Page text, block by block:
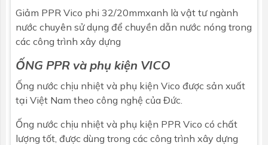
Giảm PPR Vico phi 32/20mmxanh là vật tư ngành
nước chuyên sử dụng để chuyền dẫn nước nóng trong
các công trình xây dựng
ỐNG PPR và phụ kiện VICO
Ống nước chịu nhiệt và phụ kiện Vico được sản xuất
tại Việt Nam theo công nghệ của Đức.
Ống nước chịu nhiệt và phụ kiện PPR Vico có chất
lượng tốt, được dùng trong các công trình xây dựng